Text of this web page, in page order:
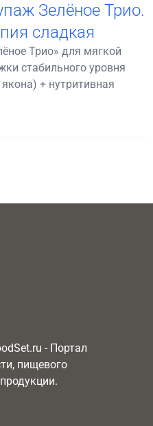
Зелёное Трио.
сладкая
Трио» для мягкой
стабильного уровня
+ нутритивная
- Портал
пищевого